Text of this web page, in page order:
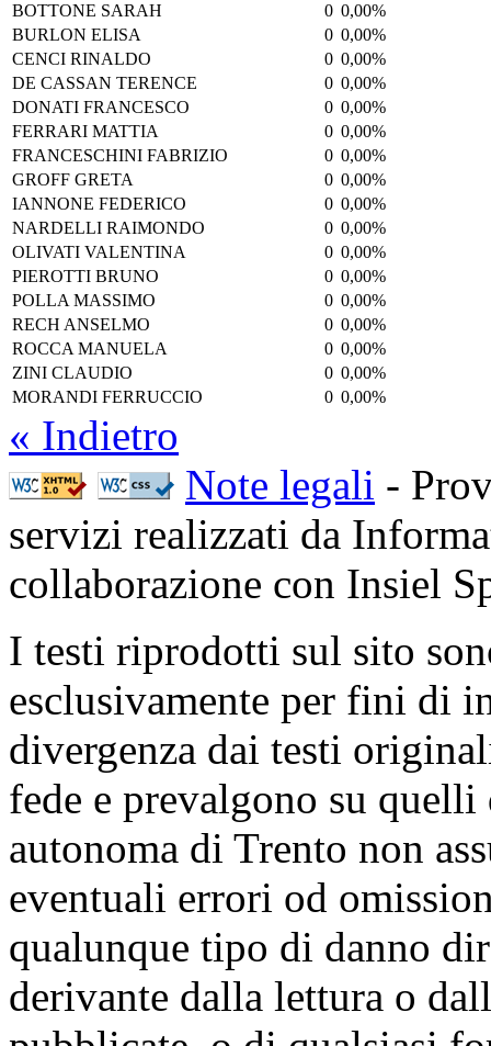
BOTTONE SARAH
0 0,00%
BURLON ELISA
0 0,00%
CENCI RINALDO
0 0,00%
DE CASSAN TERENCE
0 0,00%
DONATI FRANCESCO
0 0,00%
FERRARI MATTIA
0 0,00%
FRANCESCHINI FABRIZIO
0 0,00%
GROFF GRETA
0 0,00%
IANNONE FEDERICO
0 0,00%
NARDELLI RAIMONDO
0 0,00%
OLIVATI VALENTINA
0 0,00%
PIEROTTI BRUNO
0 0,00%
POLLA MASSIMO
0 0,00%
RECH ANSELMO
0 0,00%
ROCCA MANUELA
0 0,00%
ZINI CLAUDIO
0 0,00%
MORANDI FERRUCCIO
0 0,00%
« Indietro
Note legali -
servizi realizzati da
collaborazione con Insiel
I testi riprodotti sul sito
esclusivamente per fini di
divergenza dai testi
fede e prevalgono su
autonoma di Trento non
eventuali errori od
qualunque tipo di danno
derivante dalla lettura o